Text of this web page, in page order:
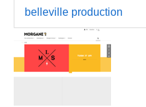
belleville production